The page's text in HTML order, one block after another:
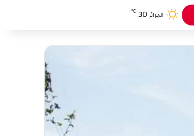
الجزائر 30
℃